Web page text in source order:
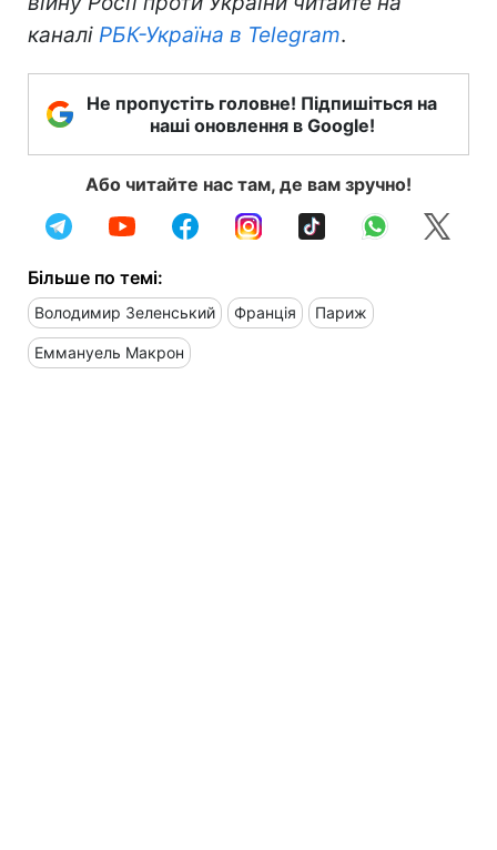
каналі РБК-Україна в Telegram.
Не пропустіть головне! Підпишіться на
наші оновлення в Google!
Або читайте нас там, де вам зручно!
Більше по темі:
Володимир Зеленський Франція Париж
Еммануель Макрон